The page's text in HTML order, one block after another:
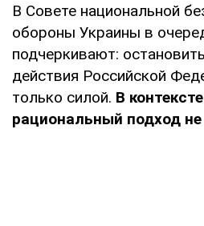
В Совете национальной
обороны Украины в
подчеркивают:
действия Российской
только силой. В
рациональный подход не